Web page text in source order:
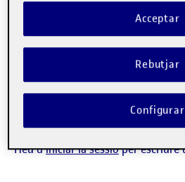
Grup 6, proposta final
Visibilitat:
Públic-Data de publicació
17 Juny 202317 juny, 2023
-comentariel
DEBAT CONTRIBUTION
0
EL GRUP 6,
Heu d'iniciar la sessióper escriure
Rebutjar
Acceptar
Configurar